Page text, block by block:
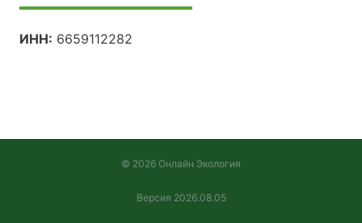
ИНН: 6659112282
© 2026 Онлайн Экология
Версия 2026.08.05